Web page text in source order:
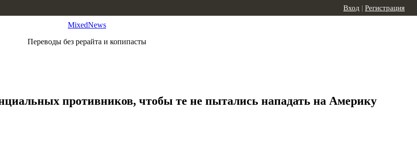
MixedNews
Переводы без рерайта и копипасты
Вход | Регистрация
противников, чтобы те не пытались нападать на Америку